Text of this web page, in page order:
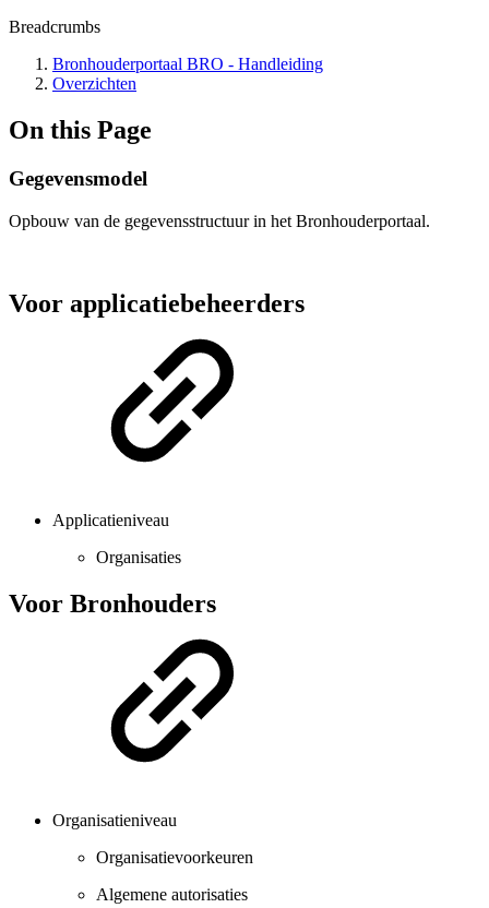
Breadcrumbs
Bronhouderportaal BRO - Handleiding
Overzichten
On this Page
Gegevensmodel
Opbouw van de gegevensstructuur in het Bronhouderportaal.
Voor applicatiebeheerders
Applicatieniveau
Organisaties
Voor Bronhouders
Organisatieniveau
Organisatievoorkeuren
Algemene autorisaties